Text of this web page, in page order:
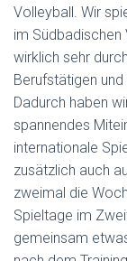
Volleyball. Wir
im Südbadischen
wirklich sehr
Berufstätigen
Dadurch haben
spannendes
internationale
zusätzlich auch
zweimal die
Spieltage im
gemeinsam